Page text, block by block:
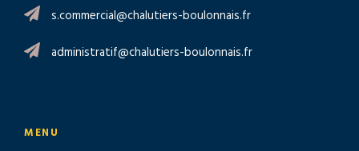
s.commercial@chalutiers-boulonnais.fr
administratif@chalutiers-boulonnais.fr
MENU